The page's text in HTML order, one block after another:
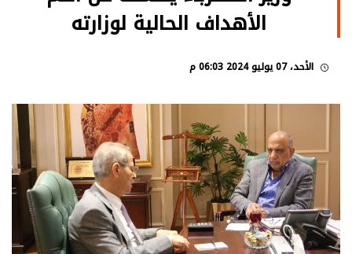
الأهداف الحالية لوزارته
الأحد، 07 يوليو 2024 06:03 م